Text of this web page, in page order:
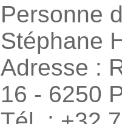
Personne
Stéphane
Adresse :
16 - 6250